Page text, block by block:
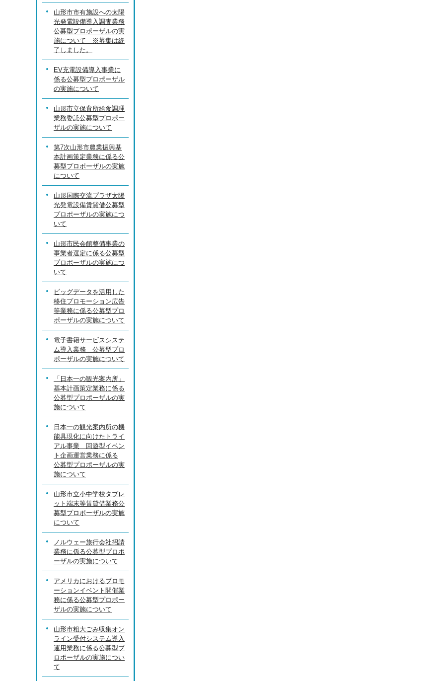
山形市市有施設への太陽
光発電設備導入調査業務
公募型プロポーザルの実
施について ※募集は終
了しました。
EV充電設備導入事業に
係る公募型プロポーザル
の実施について
山形市立保育所給食調理
業務委託公募型プロポー
ザルの実施について
第7次山形市農業振興基
本計画策定業務に係る公
募型プロポーザルの実施
について
山形国際交流プラザ太陽
光発電設備賃貸借公募型
プロポーザルの実施につ
いて
山形市民会館整備事業の
事業者選定に係る公募型
プロポーザルの実施につ
いて
ビッグデータを活用した
移住プロモーション広告
等業務に係る公募型プロ
ポーザルの実施について
電子書籍サービスシステ
ム導入業務 公募型プロ
ポーザルの実施について
「日本一の観光案内所」
基本計画策定業務に係る
公募型プロポーザルの実
施について
日本一の観光案内所の機
能具現化に向けたトライ
アル事業 回遊型イベン
ト企画運営業務に係る
公募型プロポーザルの実
施について
山形市立小中学校タブレ
ット端末等賃貸借業務公
募型プロポーザルの実施
について
ノルウェー旅行会社招請
業務に係る公募型プロポ
ーザルの実施について
アメリカにおけるプロモ
ーションイベント開催業
務に係る公募型プロポー
ザルの実施について
山形市粗大ごみ収集オン
ライン受付システム導入
運用業務に係る公募型プ
ロポーザルの実施につい
て